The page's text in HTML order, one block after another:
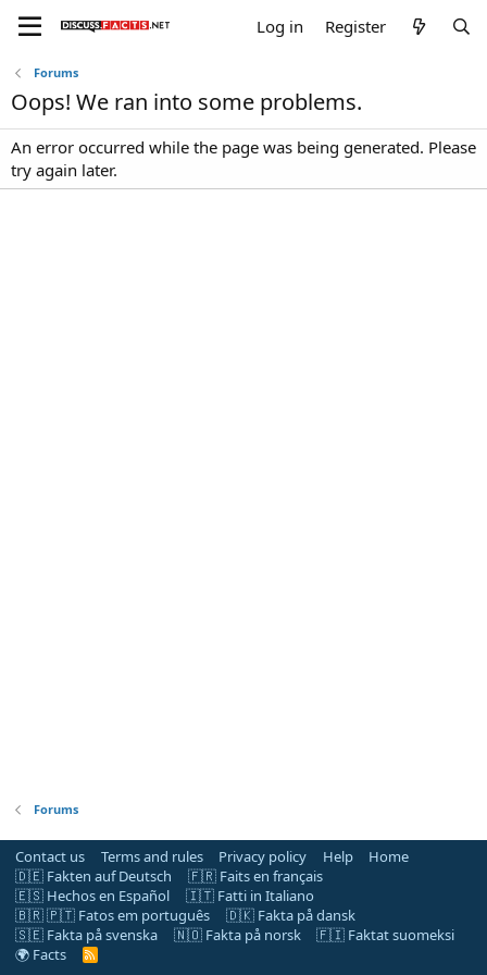
Log in Register
Forums
Oops! We ran into some problems.
An error occurred while the page was being generated. Please
try again later.
Forums
Contact us Terms and rules Privacy policy Help
Home
🇩🇪 Fakten auf Deutsch
🇫🇷 Faits en français
🇪🇸 Hechos en Español
🇮🇹 Fatti in Italiano
🇧🇷 🇵🇹 Fatos em português
🇩🇰 Fakta på dansk
🇸🇪 Fakta på svenska
🇳🇴 Fakta på norsk
🇫🇮 Faktat suomeksi
🌍 Facts
R